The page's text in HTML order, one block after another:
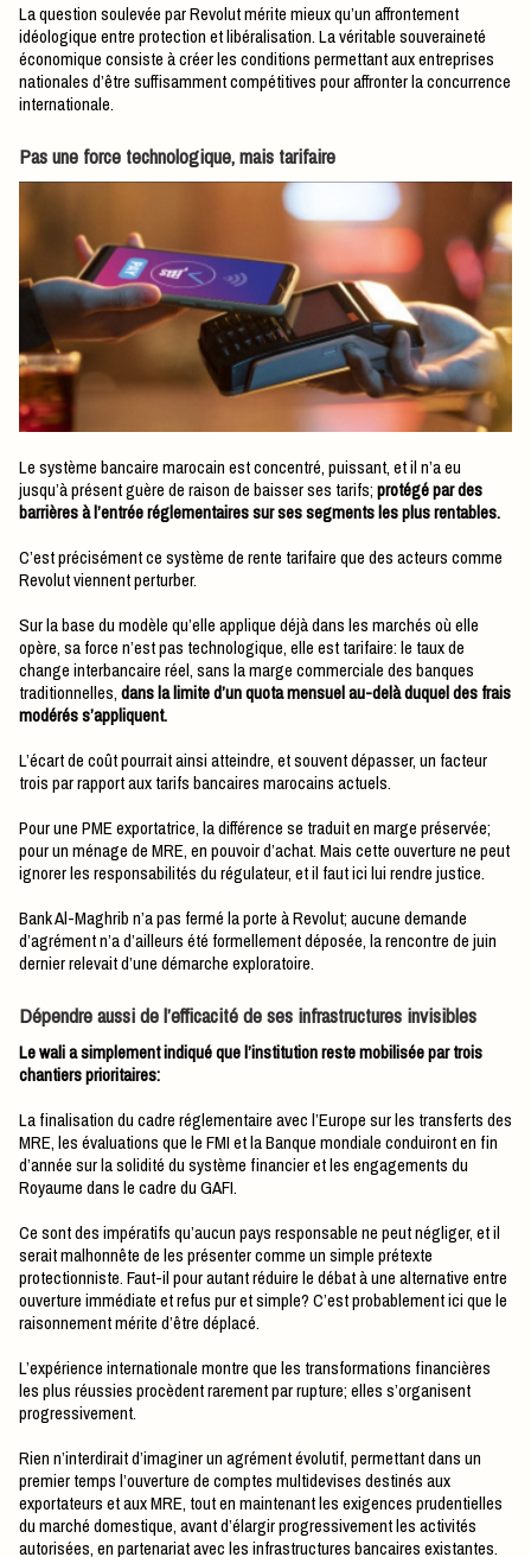
La question soulevée par Revolut mérite mieux qu’un affrontement
idéologique entre protection et libéralisation. La véritable souveraineté
économique consiste à créer les conditions permettant aux entreprises
nationales d’être suffisamment compétitives pour affronter la concurrence
internationale.
Pas une force technologique, mais tarifaire
Le système bancaire marocain est concentré, puissant, et il n’a eu
jusqu’à présent guère de raison de baisser ses tarifs;protégé par des
barrières à l’entrée réglementaires sur ses segments les plus rentables.
C’est précisément ce système de rente tarifaire que des acteurs comme
Revolut viennent perturber.
Sur la base du modèle qu’elle applique déjà dans les marchés où elle
opère, sa force n’est pas technologique, elle est tarifaire: le taux de
change interbancaire réel, sans la marge commerciale des banques
traditionnelles,dans la limite d’un quota mensuel au-delà duquel des frais
modérés s’appliquent.
L’écart de coût pourrait ainsi atteindre, et souvent dépasser, un facteur
trois par rapport aux tarifs bancaires marocains actuels.
Pour une PME exportatrice, la différence se traduit en marge préservée;
pour un ménage de MRE, en pouvoir d’achat. Mais cette ouverture ne peut
ignorer les responsabilités du régulateur, et il faut ici lui rendre justice.
Bank Al-Maghrib n’a pas fermé la porte à Revolut; aucune demande
d’agrément n’a d’ailleurs été formellement déposée, la rencontre de juin
dernier relevait d’une démarche exploratoire.
Dépendre aussi de l’efficacité de ses infrastructures invisibles
Le wali a simplement indiqué que l’institution reste mobilisée par trois
chantiers prioritaires:
La finalisation du cadre réglementaire avec l’Europe sur les transferts des
MRE, les évaluations que le FMI et la Banque mondiale conduiront en fin
d’année sur la solidité du système financier et les engagements du
Royaume dans le cadre du GAFI.
Ce sont des impératifs qu’aucun pays responsable ne peut négliger, et il
serait malhonnête de les présenter comme un simple prétexte
protectionniste. Faut-il pour autant réduire le débat à une alternative entre
ouverture immédiate et refus pur et simple? C’est probablement ici que le
raisonnement mérite d’être déplacé.
L’expérience internationale montre que les transformations financières
les plus réussies procèdent rarement par rupture; elles s’organisent
progressivement.
Rien n’interdirait d’imaginer un agrément évolutif, permettant dans un
premier temps l’ouverture de comptes multidevises destinés aux
exportateurs et aux MRE, tout en maintenant les exigences prudentielles
du marché domestique, avant d’élargir progressivement les activités
autorisées, en partenariat avec les infrastructures bancaires existantes.